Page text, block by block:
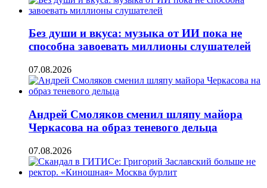
Без души и вкуса: музыка от ИИ пока не
способна завоевать миллионы слушателей
07.08.2026
Андрей Смоляков сменил шляпу майора
Черкасова на образ теневого дельца
07.08.2026